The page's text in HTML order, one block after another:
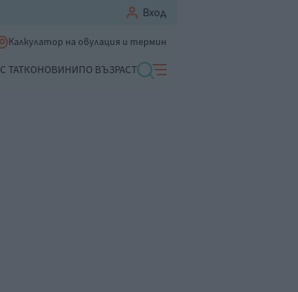
Вход
Калкулатор на овулация и термин
С ТАТКОНОВИНИПО ВЪЗРАСТ